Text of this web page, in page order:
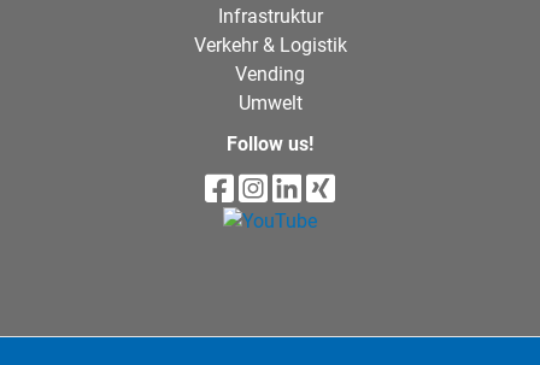
Infrastruktur
Verkehr & Logistik
Vending
Umwelt
Follow us!